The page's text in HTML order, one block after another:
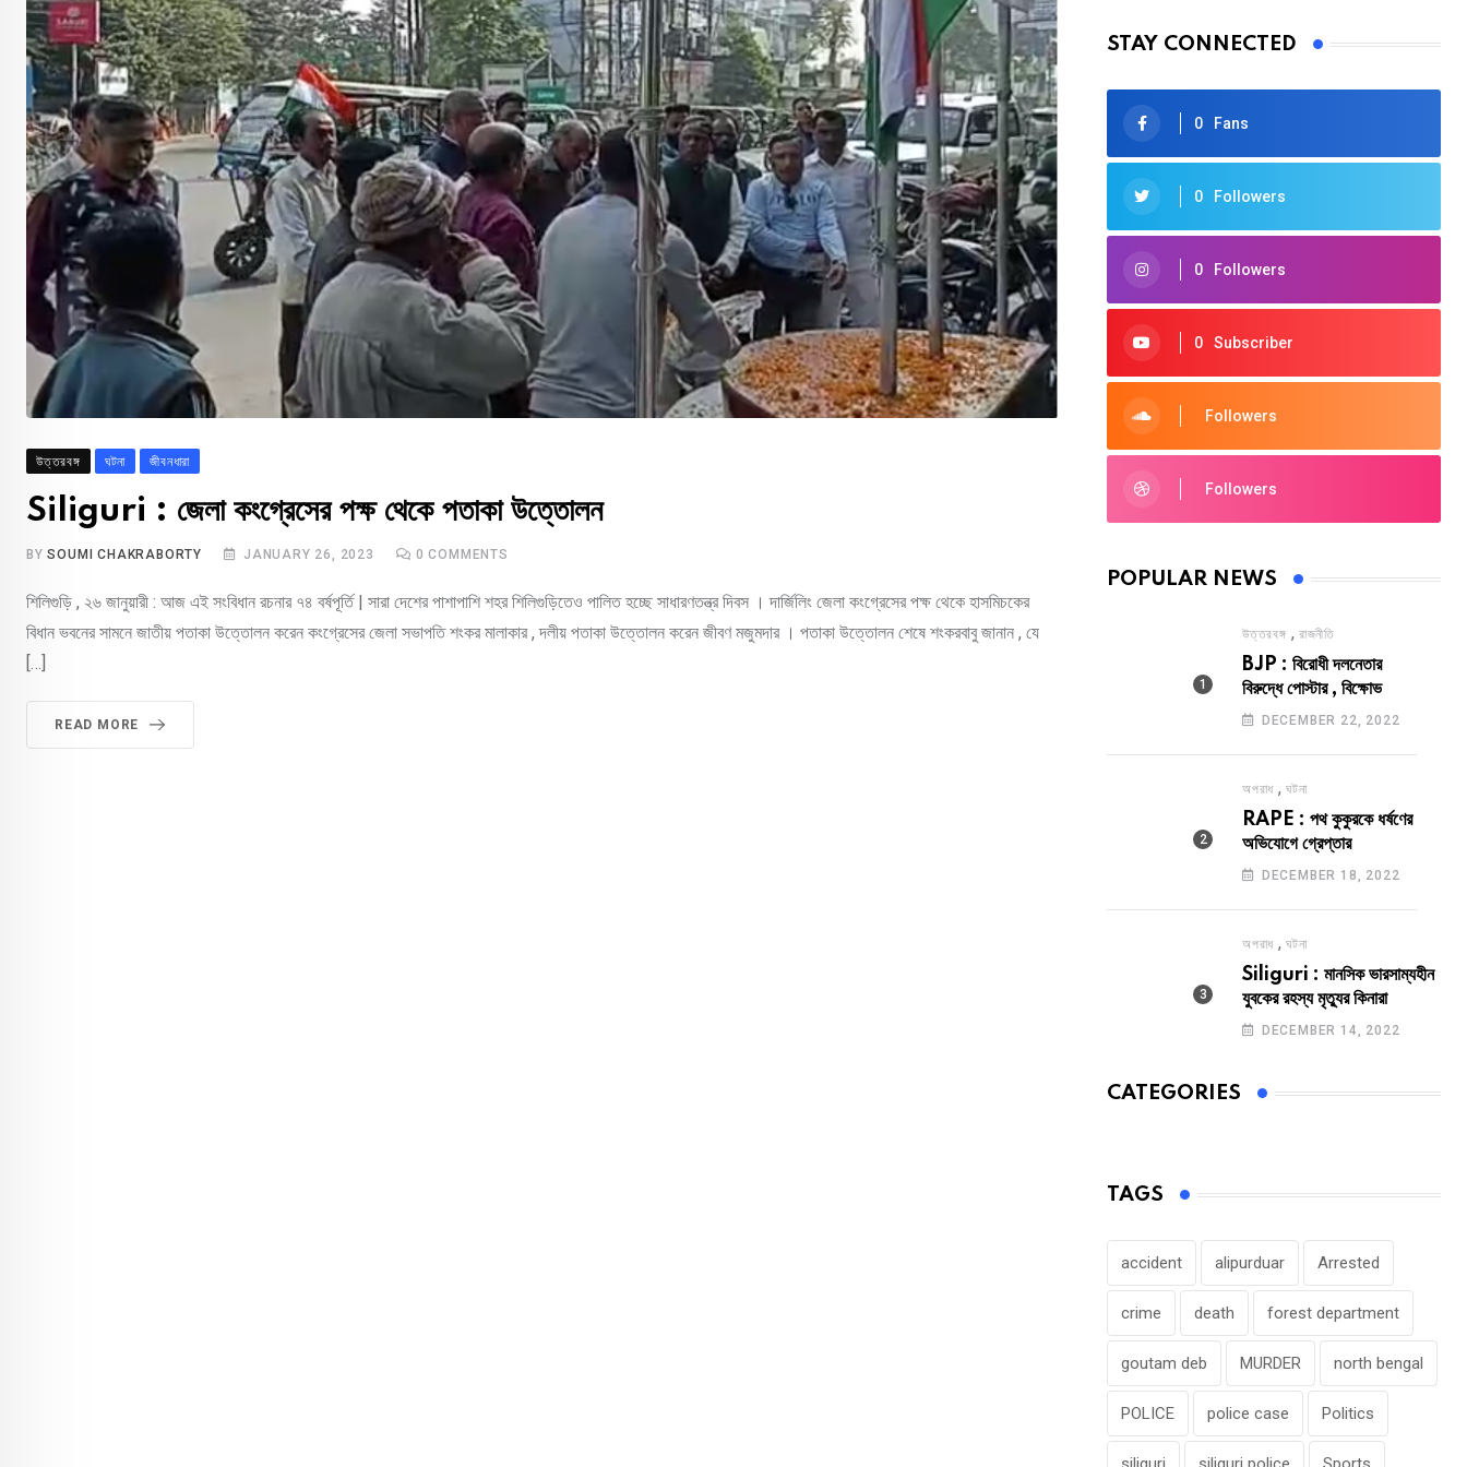
উত্তরবঙ্গ ঘটনা জীবনধারা
Siliguri : জেলা কংগ্রেসের পক্ষ থেকে পতাকা উত্তোলন
BYSOUMI CHAKRABORTY JANUARY 26, 2023 0 COMMENTS
শিলিগুড়ি , ২৬ জানুয়ারী : আজ এই সংবিধান রচনার ৭৪ বর্ষপূর্তি | সারা দেশের পাশাপাশি শহর শিলিগুড়িতেও পালিত হচ্ছে সাধারণতন্ত্র দিবস । দার্জিলিং জেলা কংগ্রেসের পক্ষ থেকে হাসমিচকের
বিধান ভবনের সামনে জাতীয় পতাকা উত্তোলন করেন কংগ্রেসের জেলা সভাপতি শংকর মালাকার , দলীয় পতাকা উত্তোলন করেন জীবণ মজুমদার । পতাকা উত্তোলন শেষে শংকরবাবু জানান , যে
[…]
READ MORE
STAY CONNECTED
0 Fans
0 Followers
0 Followers
0 Subscriber
Followers
Followers
POPULAR NEWS
উত্তরবঙ্গ , রাজনীতি
BJP : বিরোধী দলনেতার
বিরুদ্ধে পোস্টার , বিক্ষোভ
DECEMBER 22, 2022
অপরাধ ,ঘটনা
RAPE : পথ কুকুরকে ধর্ষণের
অভিযোগে গ্রেপ্তার
DECEMBER 18, 2022
অপরাধ ,ঘটনা
Siliguri : মানসিক ভারসাম্যহীন
যুবকের রহস্য মৃত্যুর কিনারা
DECEMBER 14, 2022
CATEGORIES
TAGS
accident alipurduar Arrested
crime death forest department
goutam deb MURDER north bengal
POLICE police case Politics